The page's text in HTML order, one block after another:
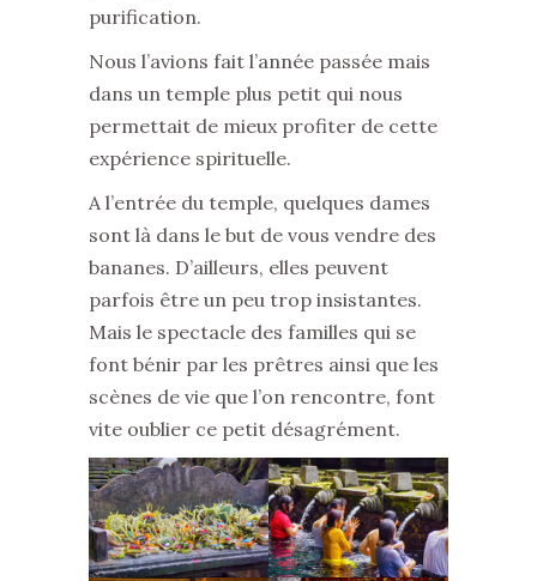
purification.
Nous l’avions fait l’année passée mais
dans un temple plus petit qui nous
permettait de mieux profiter de cette
expérience spirituelle.
A l’entrée du temple, quelques dames
sont là dans le but de vous vendre des
bananes. D’ailleurs, elles peuvent
parfois être un peu trop insistantes.
Mais le spectacle des familles qui se
font bénir par les prêtres ainsi que les
scènes de vie que l’on rencontre, font
vite oublier ce petit désagrément.